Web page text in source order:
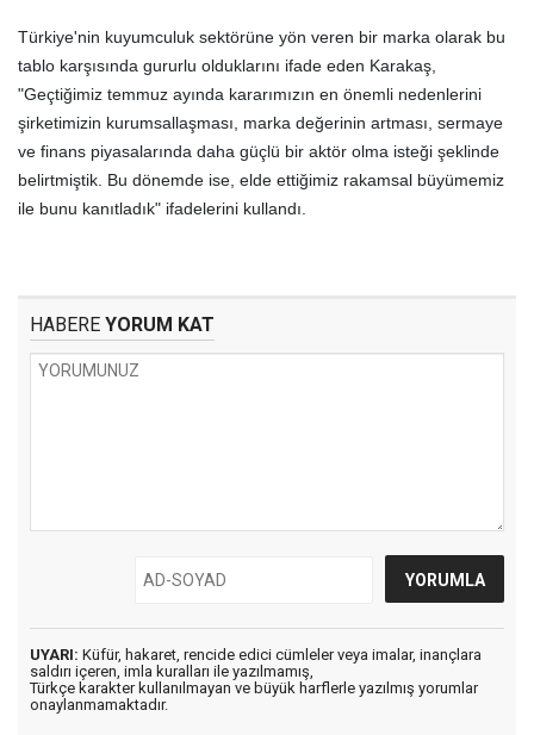
Türkiye'nin kuyumculuk sektörüne yön veren bir marka olarak bu
tablo karşısında gururlu olduklarını ifade eden Karakaş,
"Geçtiğimiz temmuz ayında kararımızın en önemli nedenlerini
şirketimizin kurumsallaşması, marka değerinin artması, sermaye
ve finans piyasalarında daha güçlü bir aktör olma isteği şeklinde
belirtmiştik. Bu dönemde ise, elde ettiğimiz rakamsal büyümemiz
ile bunu kanıtladık" ifadelerini kullandı.
HABERE YORUM KAT
UYARI: Küfür, hakaret, rencide edici cümleler veya imalar, inançlara
saldırı içeren, imla kuralları ile yazılmamış,
Türkçe karakter kullanılmayan ve büyük harflerle yazılmış yorumlar
onaylanmamaktadır.